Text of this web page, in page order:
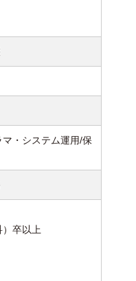
・システム運用/保
卒以上